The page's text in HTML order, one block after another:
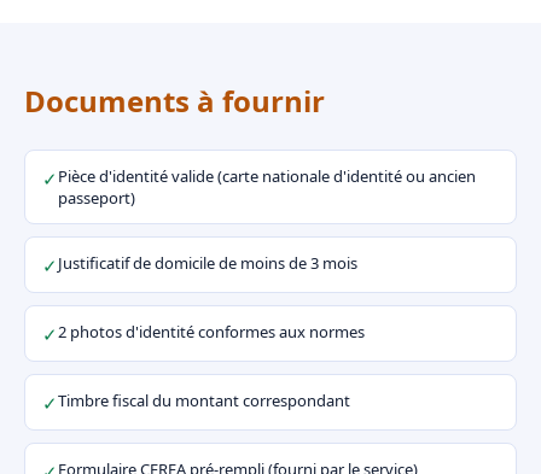
Documents à fournir
✓ Pièce d'identité valide (carte nationale d'identité ou ancien
passeport)
✓Justificatif de domicile de moins de 3 mois
✓2 photos d'identité conformes aux normes
✓Timbre fiscal du montant correspondant
Formulaire CERFA pré-rempli (fourni par le service)